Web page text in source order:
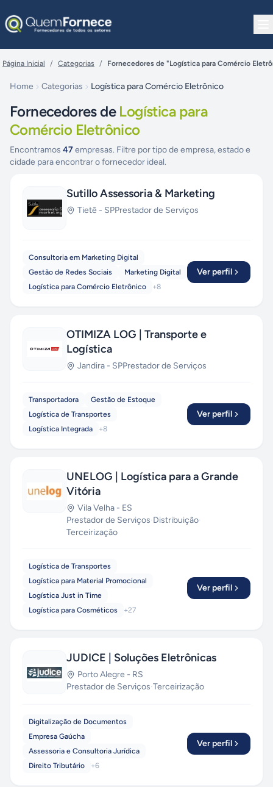
Página Inicial / Categorias / Fornecedores de "Logística para Comércio
Home Categorias Logística para Comércio Eletrônico
Fornecedores de Logística para
Comércio Eletrônico
Encontramos 47empresas. Filtre por tipo de empresa, estado e
cidade para encontrar o fornecedor ideal.
Sutillo Assessoria & Marketing
Tietê - SPPrestador de Serviços
Consultoria em Marketing Digital
Gestão de Redes Sociais
Marketing Digital
Logística para Comércio Eletrônico
+8
Ver perfil
OTIMIZA LOG | Transporte e
Logística
Jandira - SPPrestador de Serviços
Transportadora
Gestão de Estoque
Logística de Transportes
Logística Integrada
+8
Ver perfil
UNELOG | Logística para a Grande
Vitória
Vila Velha - ES
Prestador de Serviços·Distribuição·
Terceirização
Logística de Transportes
Logística para Material Promocional
Logística Just in Time
Logística para Cosméticos
+27
Ver perfil
JUDICE | Soluções Eletrônicas
Porto Alegre - RS
Prestador de Serviços·Terceirização
Digitalização de Documentos
Empresa Gaúcha
Assessoria e Consultoria Jurídica
Direito Tributário
+6
Ver perfil